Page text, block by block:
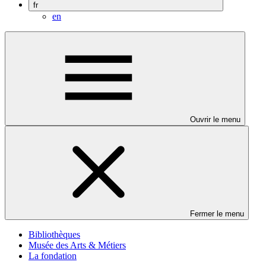
fr
en
Ouvrir le menu
Fermer le menu
Bibliothèques
Musée des Arts & Métiers
La fondation